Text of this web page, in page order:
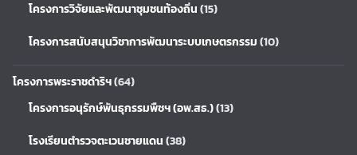
โครงการวิจัยและพัฒนาชุมชนท้องถิ่น(15)
โครงการสนับสนุนวิชาการพัฒนาระบบเกษตรกรรม(10)
โครงการพระราชดำริฯ(64)
โครงการอนุรักษ์พันธุกรรมพืชฯ (อพ.สธ.)(13)
โรงเรียนตำรวจตะเวนชายแดน(38)